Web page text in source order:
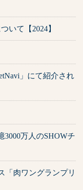
いて【2024】
」にて紹介され
3000万人のSHOWチ
「肉ワングランプリ